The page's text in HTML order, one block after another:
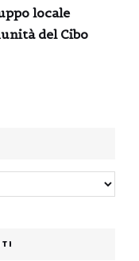
locale
del Cibo